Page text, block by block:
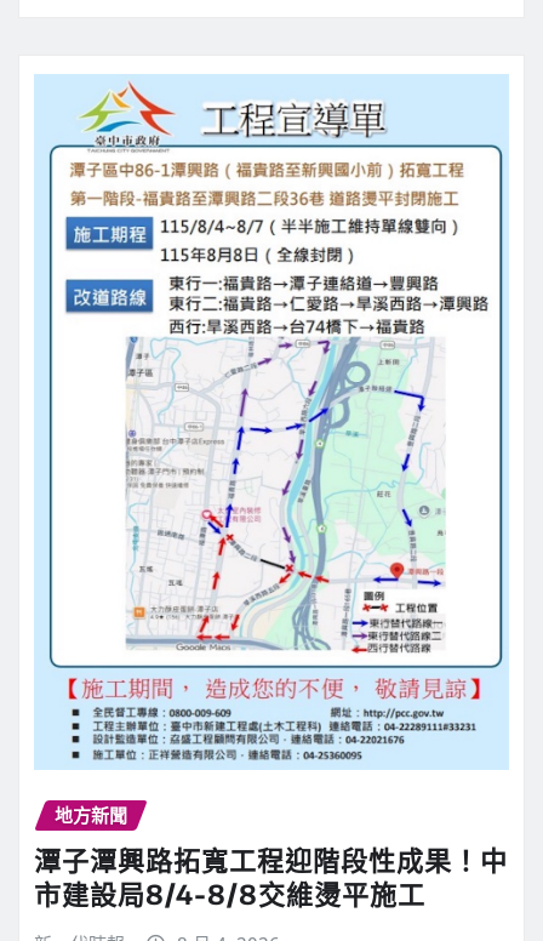
地方新聞
潭子潭興路拓寬工程迎階段性成果！中
市建設局8/4-8/8交維燙平施工